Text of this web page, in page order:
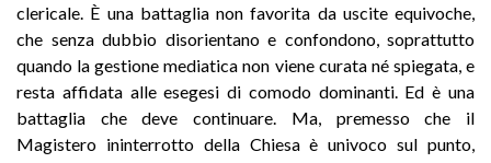
clericale. È una battaglia non favorita da uscite equivoche,
che senza dubbio disorientano e confondono, soprattutto
quando la gestione mediatica non viene curata né spiegata, e
resta affidata alle esegesi di comodo dominanti. Ed è una
battaglia che deve continuare. Ma, premesso che il
Magistero ininterrotto della Chiesa è univoco sul punto,